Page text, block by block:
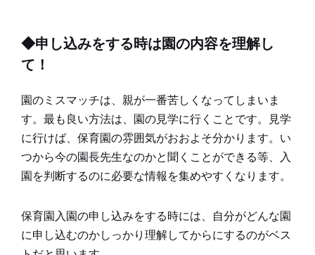
◆申し込みをする時は園の内容を理解し
て！
園のミスマッチは、親が一番苦しくなってしまいま
す。最も良い方法は、園の見学に行くことです。見学
に行けば、保育園の雰囲気がおおよそ分かります。い
つから今の園長先生なのかと聞くことができる等、入
園を判断するのに必要な情報を集めやすくなります。
保育園入園の申し込みをする時には、自分がどんな園
に申し込むのかしっかり理解してからにするのがベス